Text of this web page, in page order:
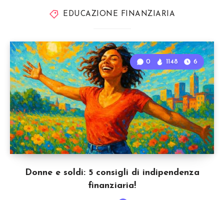
EDUCAZIONE FINANZIARIA
Donne e soldi: 5 consigli di indipendenza
finanziaria!
0 1148 6